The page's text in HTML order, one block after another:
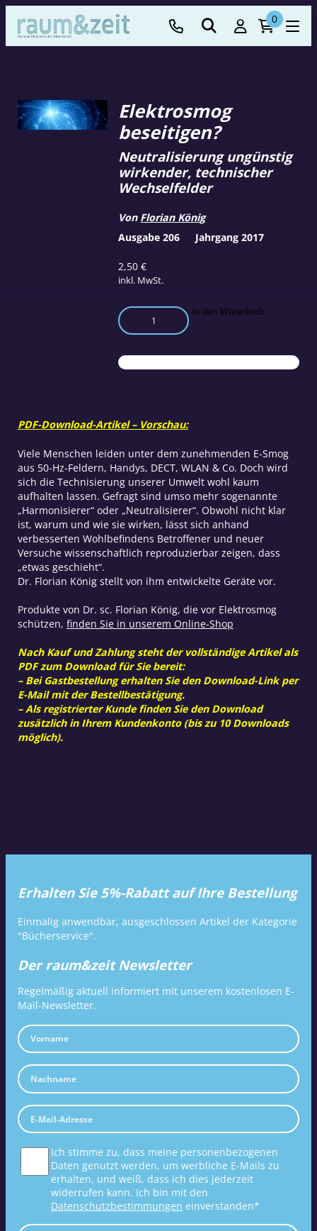
0
Elektrosmog
beseitigen?
2,50€
inkl. MwSt.
Neutralisierung ungünstig
wirkender, technischer
Wechselfelder
Von Florian König
Elektrosmog
beseitigen?
In den Warenkorb
Ausgabe 206 Jahrgang 2017
PDF-Download-Artikel – Vorschau:
Viele Menschen leiden unter dem zunehmenden E-Smog
aus 50-Hz-Feldern, Handys, DECT, WLAN & Co. Doch wird
sich die Technisierung unserer Umwelt wohl kaum
aufhalten lassen. Gefragt sind umso mehr sogenannte
„Harmonisierer“ oder „Neutralisierer“. Obwohl nicht klar
ist, warum und wie sie wirken, lässt sich anhand
verbesserten Wohlbefindens Betroffener und neuer
Versuche wissenschaftlich reproduzierbar zeigen, dass
„etwas geschieht“.
Dr. Florian König stellt von ihm entwickelte Geräte vor.
Produkte von Dr. sc. Florian König, die vor Elektrosmog
schützen, finden Sie in unserem Online-Shop
Nach Kauf und Zahlung steht der vollständige Artikel als
PDF zum Download für Sie bereit:
– Bei Gastbestellung erhalten Sie den Download-Link per
E-Mail mit der Bestellbestätigung.
– Als registrierter Kunde finden Sie den Download
zusätzlich in Ihrem Kundenkonto (bis zu 10 Downloads
möglich).
Erhalten Sie 5%-Rabatt auf Ihre Bestellung
Einmalig anwendbar, ausgeschlossen Artikel der Kategorie
"Bücherservice".
Der raum&zeit Newsletter
Regelmäßig aktuell informiert mit unserem kostenlosen E-
Mail-Newsletter.
Ich stimme zu, dass meine personenbezogenen
Daten genutzt werden, um werbliche E-Mails zu
erhalten, und weiß, dass ich dies jederzeit
widerrufen kann. Ich bin mit den
Datenschutzbestimmungen einverstanden*